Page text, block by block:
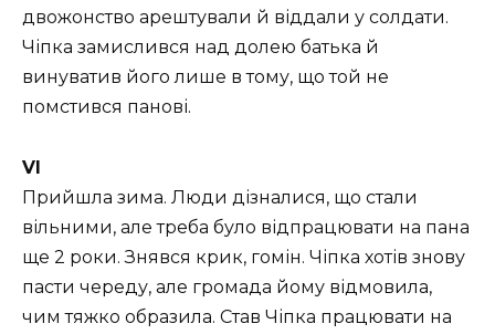
двожонство арештували й віддали у солдати.
Чіпка замислився над долею батька й
винуватив його лише в тому, що той не
помстився панові.
VI
Прийшла зима. Люди дізналися, що стали
вільними, але треба було відпрацювати на пана
ще 2 роки. Знявся крик, гомін. Чіпка хотів знову
пасти череду, але громада йому відмовила,
чим тяжко образила. Став Чіпка працювати на